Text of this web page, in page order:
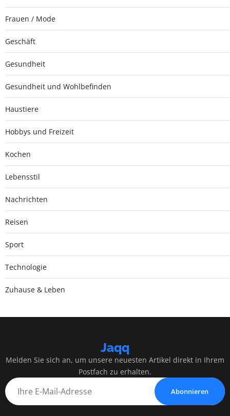
Frauen / Mode
Geschäft
Gesundheit
Gesundheit und Wohlbefinden
Haustiere
Hobbys und Freizeit
Kochen
Lebensstil
Nachrichten
Reisen
Sport
Technologie
Zuhause & Leben
Jaqq
Melden Sie sich an, um unsere neuesten Artikel direkt in Ihrem
Postfach zu erhalten.
Abonnieren